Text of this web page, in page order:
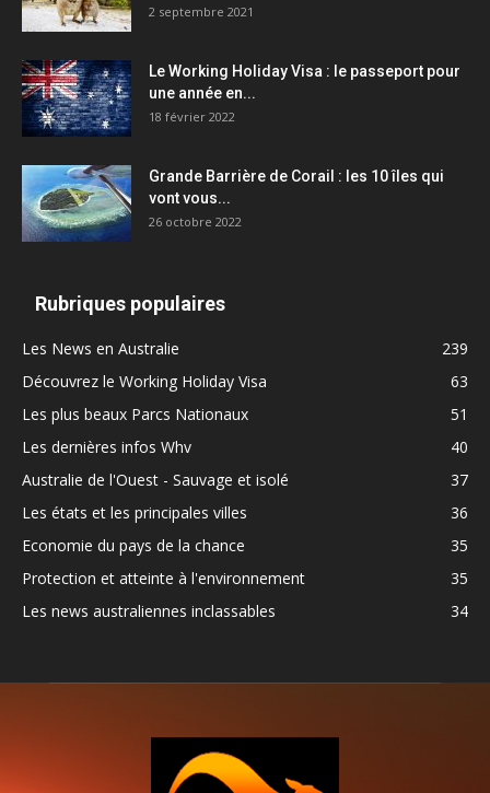
2 septembre 2021
Le Working Holiday Visa : le passeport pour
une année en...
18 février 2022
Grande Barrière de Corail : les 10 îles qui
vont vous...
26 octobre 2022
Rubriques populaires
Les News en Australie
239
Découvrez le Working Holiday Visa
63
Les plus beaux Parcs Nationaux
51
Les dernières infos Whv
40
Australie de l'Ouest - Sauvage et isolé
37
Les états et les principales villes
36
Economie du pays de la chance
35
Protection et atteinte à l'environnement
35
Les news australiennes inclassables
34